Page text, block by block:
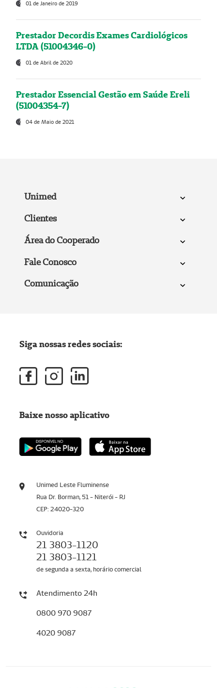
01 de Janeiro de 2019
Prestador Decordis Exames Cardiológicos
LTDA (51004346-0)
01 de Abril de 2020
Prestador Essencial Gestão em Saúde Ereli
(51004354-7)
04 de Maio de 2021
Unimed
Clientes
Área do Cooperado
Fale Conosco
Comunicação
Unimed Leste Fluminense
Rua Dr. Borman, 51 - Niterói - RJ
CEP: 24020-320
Ouvidoria
21 3803-1120
21 3803-1121
de segunda a sexta, horário comercial
Atendimento 24h
0800 970 9087
4020 9087
Siga nossas redes sociais:
Baixe nosso aplicativo